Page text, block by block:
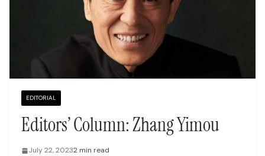
EDITORIAL
Editors’ Column: Zhang Yimou
July 22, 20232 min read